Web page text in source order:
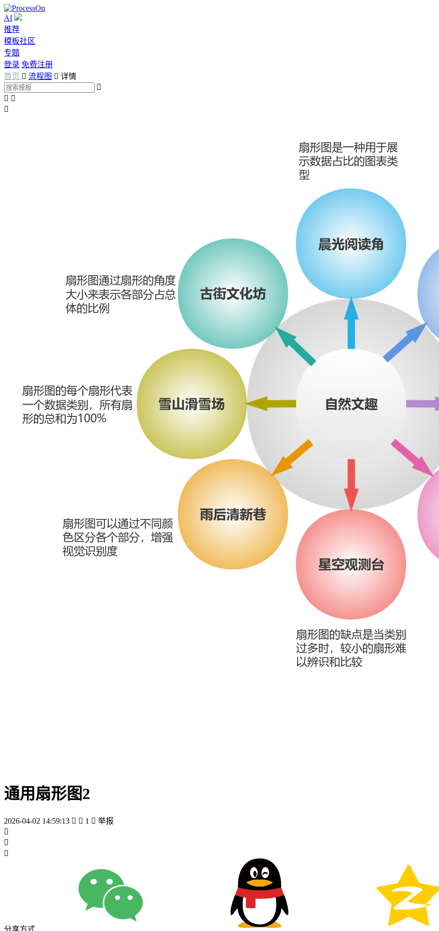
AI
推荐
模板社区
专题
登录 免费注册
首页  流程图  详情

 

通用扇形图2
2026-04-02 14:59:13   1  举报



分享方式